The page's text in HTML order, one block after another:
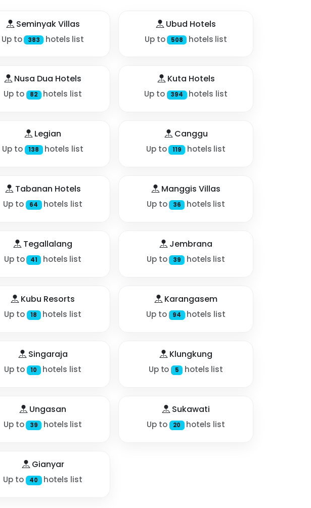
Seminyak Villas
Up to 383 hotels list
Ubud Hotels
Up to 508 hotels list
Nusa Dua Hotels
Up to 82 hotels list
Kuta Hotels
Up to 394 hotels list
Legian
Up to 138 hotels list
Canggu
Up to 119 hotels list
Tabanan Hotels
Up to 64 hotels list
Manggis Villas
Up to 36 hotels list
Tegallalang
Up to 41 hotels list
Jembrana
Up to 39 hotels list
Kubu Resorts
Up to 18 hotels list
Karangasem
Up to 94 hotels list
Singaraja
Up to 10 hotels list
Klungkung
Up to 5 hotels list
Ungasan
Up to 39 hotels list
Sukawati
Up to 20 hotels list
Gianyar
Up to 40 hotels list